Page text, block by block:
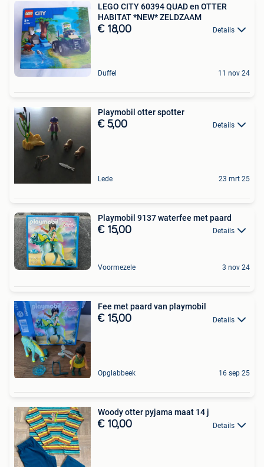
LEGO CITY 60394 QUAD en OTTER
HABITAT *NEW* ZELDZAAM
€ 18,00 Details
Duffel 11 nov 24
Playmobil otter spotter
€ 5,00 Details
Lede 23 mrt 25
Playmobil 9137 waterfee met paard
€ 15,00 Details
Voormezele 3 nov 24
Fee met paard van playmobil
€ 15,00 Details
Opglabbeek 16 sep 25
Woody otter pyjama maat 14 j
€ 10,00 Details